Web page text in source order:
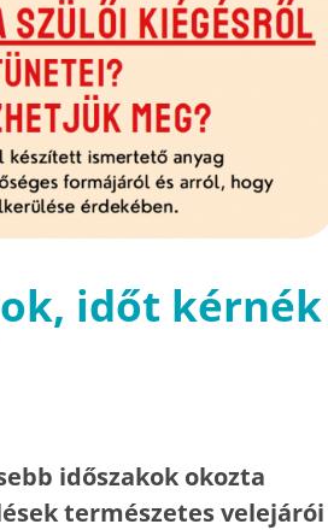
időt kérnék
időszakok okozta
természetes velejárói